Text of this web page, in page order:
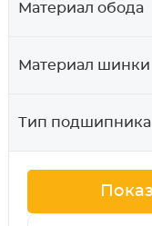
Материал обода
Материал шинки
Тип подшипника